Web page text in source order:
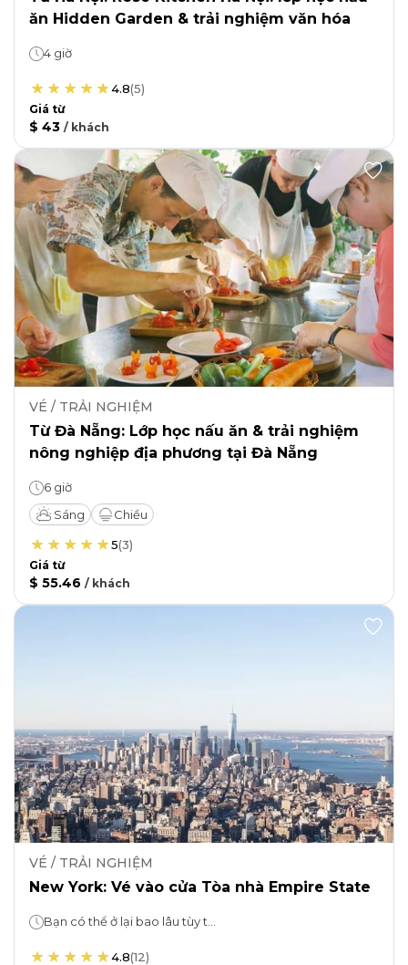
ăn Hidden Garden & trải nghiệm văn hóa
4 giờ
4.8(5)
Giá từ
$ 43 / khách
VÉ / TRẢI NGHIỆM
Từ Đà Nẵng: Lớp học nấu ăn & trải nghiệm
nông nghiệp địa phương tại Đà Nẵng
6 giờ
Sáng
Chiều
5(3)
Giá từ
$ 55.46 / khách
VÉ / TRẢI NGHIỆM
New York: Vé vào cửa Tòa nhà Empire State
4.8(12)